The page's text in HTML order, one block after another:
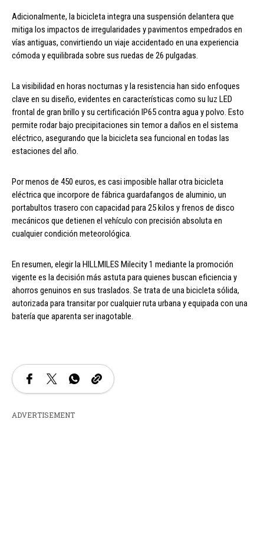
Adicionalmente, la bicicleta integra una suspensión delantera que
mitiga los impactos de irregularidades y pavimentos empedrados en
vías antiguas, convirtiendo un viaje accidentado en una experiencia
cómoda y equilibrada sobre sus ruedas de 26 pulgadas.
La visibilidad en horas nocturnas y la resistencia han sido enfoques
clave en su diseño, evidentes en características como su luz LED
frontal de gran brillo y su certificación IP65 contra agua y polvo. Esto
permite rodar bajo precipitaciones sin temor a daños en el sistema
eléctrico, asegurando que la bicicleta sea funcional en todas las
estaciones del año.
Por menos de 450 euros, es casi imposible hallar otra bicicleta
eléctrica que incorpore de fábrica guardafangos de aluminio, un
portabultos trasero con capacidad para 25 kilos y frenos de disco
mecánicos que detienen el vehículo con precisión absoluta en
cualquier condición meteorológica.
En resumen, elegir la HILLMILES Milecity 1 mediante la promoción
vigente es la decisión más astuta para quienes buscan eficiencia y
ahorros genuinos en sus traslados. Se trata de una bicicleta sólida,
autorizada para transitar por cualquier ruta urbana y equipada con una
batería que aparenta ser inagotable.
ADVERTISEMENT